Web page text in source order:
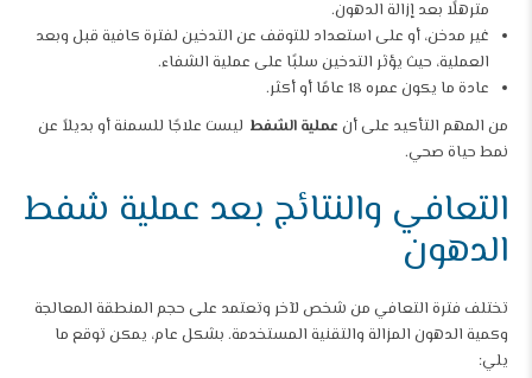
مترهلًا بعد إزالة الدهون.
غير مدخن، أو على استعداد للتوقف عن التدخين لفترة كافية قبل وبعد
العملية، حيث يؤثر التدخين سلبًا على عملية الشفاء.
عادة ما يكون عمره 18 عامًا أو أكثر.
من المهم التأكيد على أن عملية الشفط ليست علاجًا للسمنة أو بديلاً عن
نمط حياة صحي.
التعافي والنتائج بعد عملية شفط
الدهون
تختلف فترة التعافي من شخص لآخر وتعتمد على حجم المنطقة المعالجة
وكمية الدهون المزالة والتقنية المستخدمة. بشكل عام، يمكن توقع ما
يلي: